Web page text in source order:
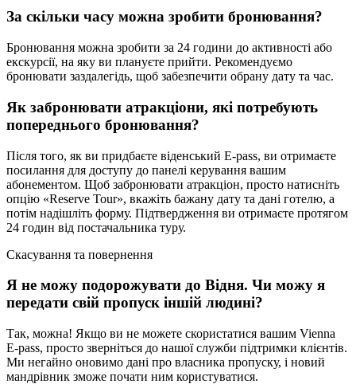
За скільки часу можна зробити бронювання?
Бронювання можна зробити за 24 години до активності або
екскурсії, на яку ви плануєте прийти. Рекомендуємо
бронювати заздалегідь, щоб забезпечити обрану дату та час.
Як забронювати атракціони, які потребують
попереднього бронювання?
Після того, як ви придбаєте віденський E-pass, ви отримаєте
посилання для доступу до панелі керування вашим
абонементом. Щоб забронювати атракціон, просто натисніть
опцію «Reserve Tour», вкажіть бажану дату та дані готелю, а
потім надішліть форму. Підтвердження ви отримаєте протягом
24 годин від постачальника туру.
Скасування та повернення
Я не можу подорожувати до Відня. Чи можу я
передати свій пропуск іншій людині?
Так, можна! Якщо ви не можете скористатися вашим Vienna
E-pass, просто зверніться до нашої служби підтримки клієнтів.
Ми негайно оновимо дані про власника пропуску, і новий
мандрівник зможе почати ним користуватися.